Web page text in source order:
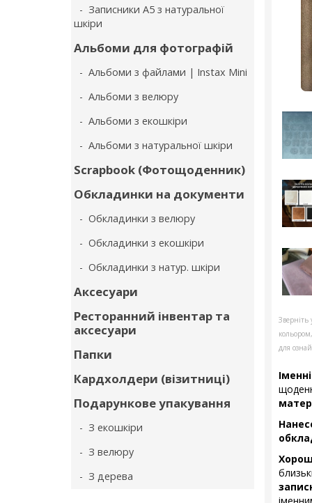
- Записники А5 з натуральної
шкіри
Альбоми для фотографій
- Альбоми з файлами | Instax Mini
- Альбоми з велюру
- Альбоми з екошкіри
- Альбоми з натуральної шкіри
Scrapbook (Фотощоденник)
Обкладинки на документи
- Обкладинки з велюру
- Обкладинки з екошкіри
- Обкладинки з натур. шкіри
Аксесуари
Ресторанний інвентар та
аксесуари
Папки
Кардхолдери (візитниці)
Подарункове упакування
- З екошкіри
- З велюру
- З дерева
Зверніть
для
Іменні